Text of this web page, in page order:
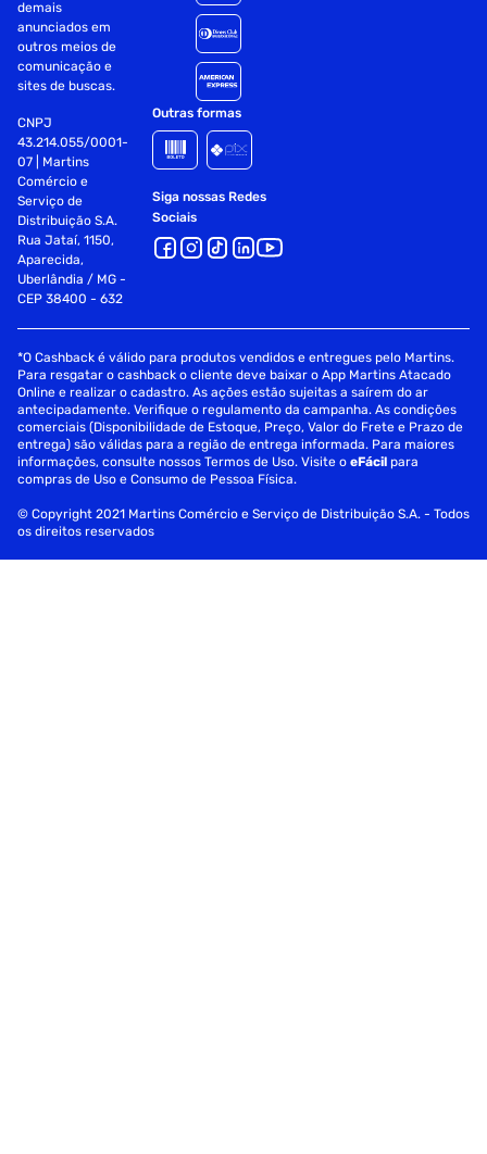
demais
anunciados em
outros meios de
comunicação e
sites de buscas.
CNPJ
43.214.055/0001-
07 | Martins
Comércio e
Serviço de
Distribuição S.A.
Rua Jataí, 1150,
Aparecida,
Uberlândia / MG -
CEP 38400 - 632
Outras formas
Siga nossas Redes
Sociais
*O Cashback é válido para produtos vendidos e entregues pelo Martins.
Para resgatar o cashback o cliente deve baixar o App Martins Atacado
Online e realizar o cadastro. As ações estão sujeitas a saírem do ar
antecipadamente. Verifique o regulamento da campanha. As condições
comerciais (Disponibilidade de Estoque, Preço, Valor do Frete e Prazo de
entrega) são válidas para a região de entrega informada. Para maiores
informações, consulte nossos Termos de Uso. Visite oeFácil para
compras de Uso e Consumo de Pessoa Física.
© Copyright 2021 Martins Comércio e Serviço de Distribuição S.A. - Todos
os direitos reservados